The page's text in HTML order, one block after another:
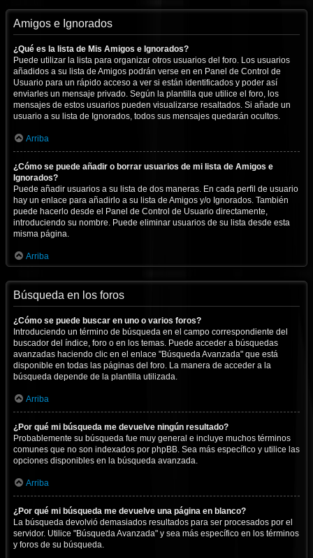
Amigos e Ignorados
¿Qué es la lista de Mis Amigos e Ignorados?
Puede utilizar la lista para organizar otros usuarios del foro. Los usuarios
añadidos a su lista de Amigos podrán verse en en Panel de Control de
Usuario para un rápido acceso a ver si están identificados y poder así
enviarles un mensaje privado. Según la plantilla que utilice el foro, los
mensajes de estos usuarios pueden visualizarse resaltados. Si añade un
usuario a su lista de Ignorados, todos sus mensajes quedarán ocultos.
Arriba
¿Cómo se puede añadir o borrar usuarios de mi lista de Amigos e
Ignorados?
Puede añadir usuarios a su lista de dos maneras. En cada perfil de usuario
hay un enlace para añadirlo a su lista de Amigos y/o Ignorados. También
puede hacerlo desde el Panel de Control de Usuario directamente,
introduciendo su nombre. Puede eliminar usuarios de su lista desde esta
misma página.
Arriba
Búsqueda en los foros
¿Cómo se puede buscar en uno o varios foros?
Introduciendo un término de búsqueda en el campo correspondiente del
buscador del índice, foro o en los temas. Puede acceder a búsquedas
avanzadas haciendo clic en el enlace "Búsqueda Avanzada" que está
disponible en todas las páginas del foro. La manera de acceder a la
búsqueda depende de la plantilla utilizada.
Arriba
¿Por qué mi búsqueda me devuelve ningún resultado?
Probablemente su búsqueda fue muy general e incluye muchos términos
comunes que no son indexados por phpBB. Sea más específico y utilice las
opciones disponibles en la búsqueda avanzada.
Arriba
¿Por qué mi búsqueda me devuelve una página en blanco?
La búsqueda devolvió demasiados resultados para ser procesados por el
servidor. Utilice "Búsqueda Avanzada" y sea más específico en los términos
y foros de su búsqueda.